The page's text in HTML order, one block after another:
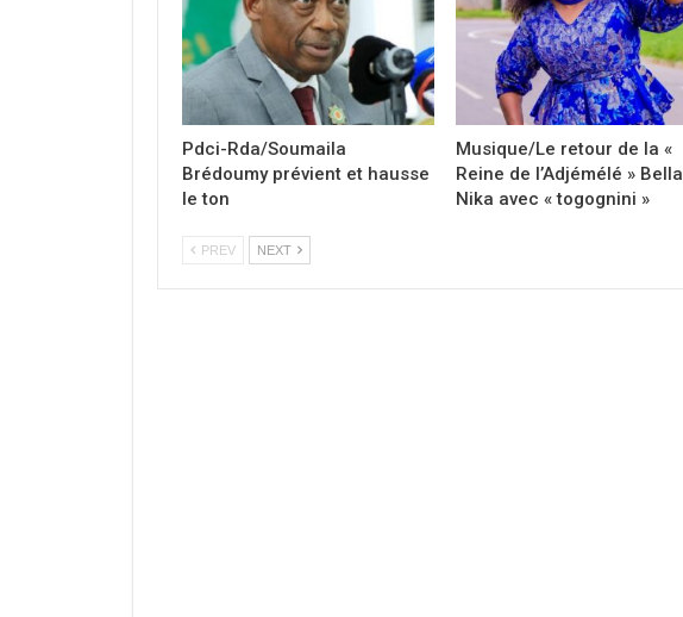
Pdci-Rda/Soumaila
Brédoumy prévient et hausse
le ton
Musique/Le retour de la «
Reine de l’Adjémélé » Bella
Nika avec « togognini »
PREV NEXT